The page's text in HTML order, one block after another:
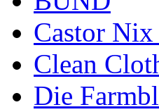
Castor Nix
Clean
Die